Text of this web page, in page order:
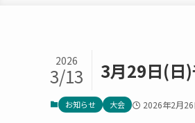
3月29日(日
2026
3/13
お知らせ 大会 2026年2月26